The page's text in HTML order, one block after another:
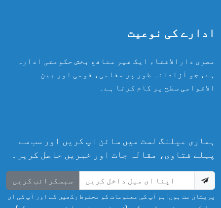
ادارے کی نوعیت
مصری دارالافتاء ایک غیر منافع بخش حکومتی ادارہ
ہے، جو آزادانہ طور پر مقامی، قومی اور بین
الاقوامی سطح پر کام کرتا ہے۔
ہماری میلنگ لسٹ میں سائن اپ کریں اور سب سے
پہلے فتاوی، مقالہ جات اور خبریں حاصل کریں۔
سبسکرائب کریں
پریشان مت ہوں! ہم آپ کی معلومات کو محفوظ رکھیں گے اور آپ کی ای